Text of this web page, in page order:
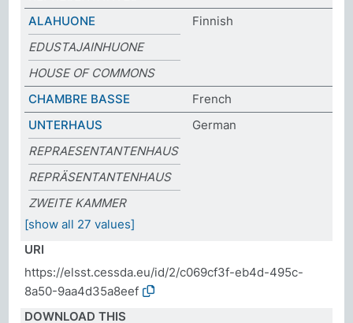
ALAHUONE
Finnish
EDUSTAJAINHUONE
HOUSE OF COMMONS
CHAMBRE BASSE
French
UNTERHAUS
German
REPRAESENTANTENHAUS
REPRÄSENTANTENHAUS
ZWEITE KAMMER
[show all 27 values]
URI
https://elsst.cessda.eu/id/2/c069cf3f-eb4d-495c-
8a50-9aa4d35a8eef
DOWNLOAD THIS